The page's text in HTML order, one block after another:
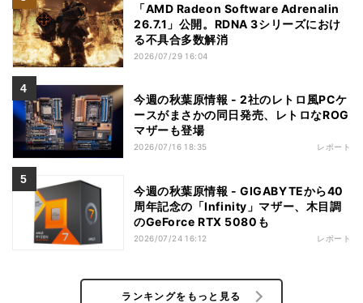
「AMD Radeon Software Adrenalin
26.7.1」公開。RDNA 3シリーズにおけ
る不具合多数解消
2026/07/29 16:04
今週の秋葉原情報 - 2社のレトロ風PCケ
ースがまさかの同日発売、レトロなROG
マザーも登場
2026/07/16 18:35 レポート
今週の秋葉原情報 - GIGABYTEから40
周年記念の「Infinity」マザー、木目調
のGeForce RTX 5080も
2026/07/24 16:12 レポート
ランキングをもっと見る